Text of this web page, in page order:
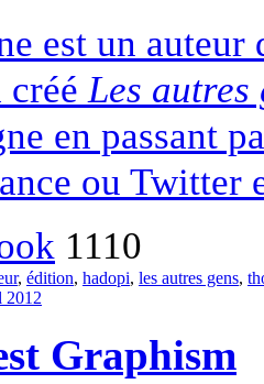
est un
crééLes autres
en passant
ou Twitter
1110
, édition, hadopi, les autres gens,
2012
Graphism